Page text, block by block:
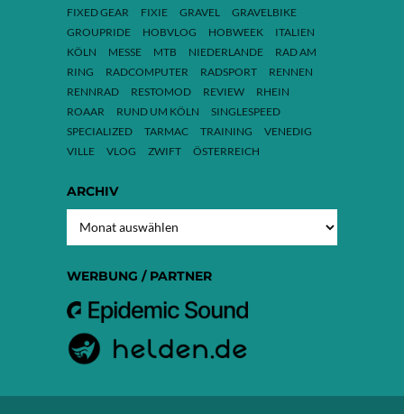
FIXED GEAR
FIXIE GRAVEL
GRAVELBIKE
GROUPRIDE
HOBVLOG HOBWEEK
ITALIEN
KÖLN
MESSE MTB NIEDERLANDE
RAD AM
RING
RADCOMPUTER RADSPORT
RENNEN
RENNRAD
RESTOMOD REVIEW
RHEIN
ROAAR
RUND UM KÖLN
SINGLESPEED
SPECIALIZED
TARMAC TRAINING
VENEDIG
VILLE
VLOG ZWIFT ÖSTERREICH
ARCHIV
WERBUNG / PARTNER